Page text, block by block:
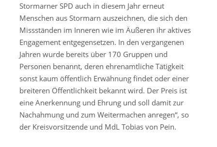
Stormarner SPD auch in diesem Jahr erneut
Menschen aus Stormarn auszeichnen, die sich den
Missständen im Inneren wie im Äußeren ihr aktives
Engagement entgegensetzen. In den vergangenen
Jahren wurde bereits über 170 Gruppen und
Personen benannt, deren ehrenamtliche Tätigkeit
sonst kaum öffentlich Erwähnung findet oder einer
breiteren Öffentlichkeit bekannt wird. Der Preis ist
eine Anerkennung und Ehrung und soll damit zur
Nachahmung und zum Weitermachen anregen“, so
der Kreisvorsitzende und MdL Tobias von Pein.